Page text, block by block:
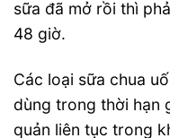
sữa đã mở rồi thì
48 giờ.
Các loại sữa chua
dùng trong thời hạn
quản liên tục trong